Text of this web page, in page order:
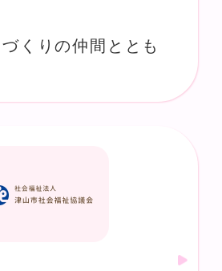
づくりの仲間ととも